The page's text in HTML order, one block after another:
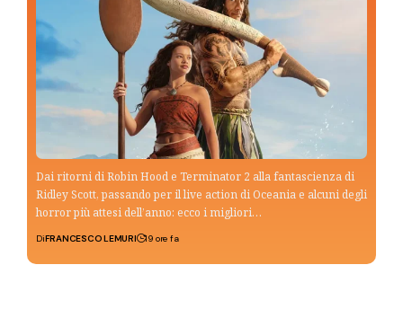
Dai ritorni di Robin Hood e Terminator 2 alla fantascienza di
Ridley Scott, passando per il live action di Oceania e alcuni degli
horror più attesi dell’anno: ecco i migliori…
DiFRANCESCO LEMURI 19 ore fa